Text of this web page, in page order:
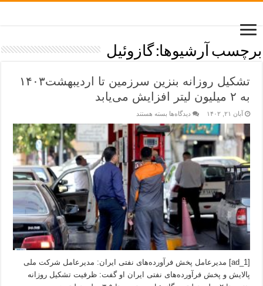
برچسب آرشیوها: گازوئیل
تشکیل روزانه بنزین سرزمین تا اردیبهشت‌۱۴۰۳
به ۲ میلیون لیتر افزایش می‌یابد
آبان ۲۱, ۱۴۰۲ دیدگاه‌ها بسته هستند
[ad_1] مدیرعامل پخش فرآورده‌های نفتی ایران: مدیرعامل شرکت ملی
پالایش و پخش فرآورده‌های نفتی ایران او گفت: ظرفیت تشکیل روزانه